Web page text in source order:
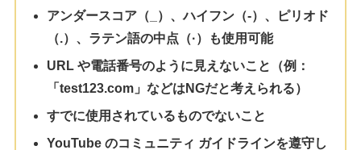
アンダースコア（_）、ハイフン（-）、ピリオド
（.）、ラテン語の中点（·）も使用可能
URL や電話番号のように見えないこと（例：
「test123.com」などはNGだと考えられる）
すでに使用されているものでないこと
YouTube のコミュニティ ガイドラインを遵守し